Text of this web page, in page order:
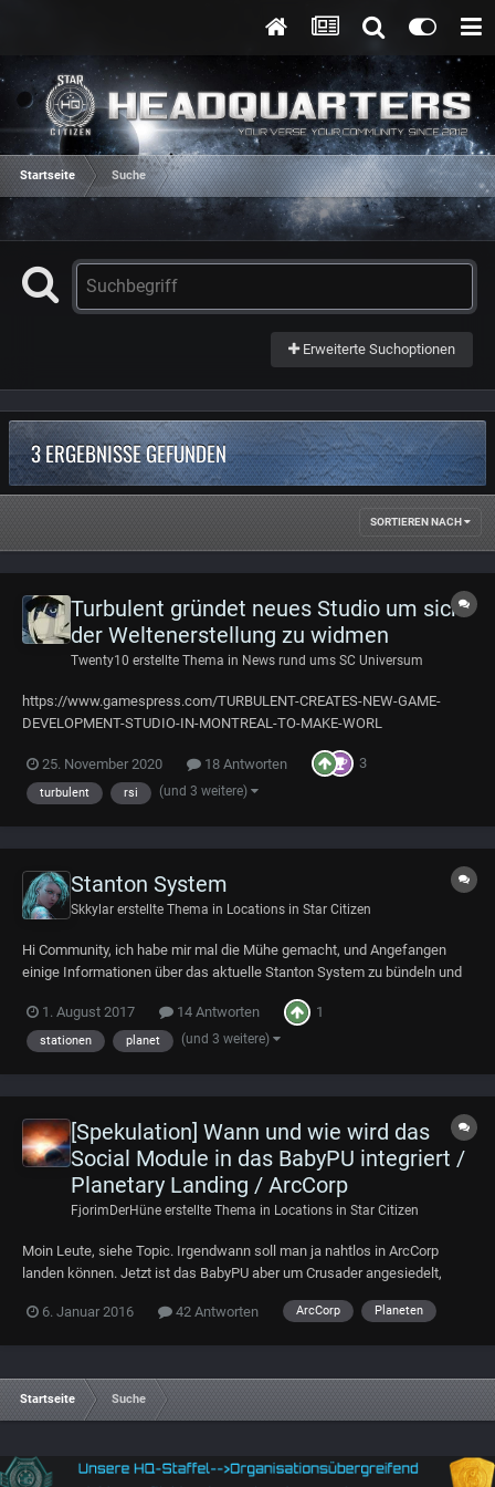
Startseite Suche
Erweiterte Suchoptionen
3 ERGEBNISSE GEFUNDEN
SORTIEREN NACH
Turbulent gründet neues Studio um sich
der Weltenerstellung zu widmen
Twenty10 erstellte Thema in News rund ums SC Universum
https://www.gamespress.com/TURBULENT-CREATES-NEW-GAME-
DEVELOPMENT-STUDIO-IN-MONTREAL-TO-MAKE-WORL
25. November 2020 18 Antworten 3
turbulent rsi (und 3 weitere)
Stanton System
Skkylar erstellte Thema in Locations in Star Citizen
Hi Community, ich habe mir mal die Mühe gemacht, und Angefangen
einige Informationen über das aktuelle Stanton System zu bündeln und
stetig verbessert und überarbeitet werden. Über eure Mithilfe würde ich
mic...
1. August 2017 14 Antworten 1
stationen planet (und 3 weitere)
[Spekulation] Wann und wie wird das
Social Module in das BabyPU integriert /
Planetary Landing / ArcCorp
FjorimDerHüne erstellte Thema in Locations in Star Citizen
Moin Leute, siehe Topic. Irgendwann soll man ja nahtlos in ArcCorp
landen können. Jetzt ist das BabyPU aber um Crusader angesiedelt,
zwischen den zwei Planeten eingebaut wird, und dann das Planetary
6. Januar 2016 42 Antworten ArcCorp Planeten
Startseite Suche